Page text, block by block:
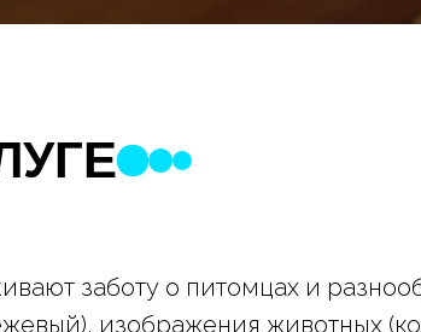
заботу о питомцах и
изображения животных